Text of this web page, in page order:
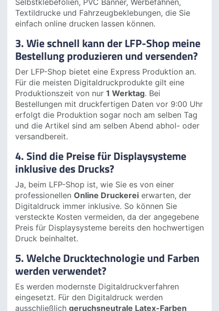
2. Welche Hauptprodukte bietet der
LFP-Shop an?
Roll-up-Displays, Messedisplays, Messetheken und
Messewände sowie Digitaldruck-Produkte wie
Selbstklebefolien, PVC Banner, Werbefahnen,
Textildrucke und Fahrzeugbeklebungen, die Sie
einfach online drucken lassen können.
3. Wie schnell kann der LFP-Shop meine
Bestellung produzieren und versenden?
Der LFP-Shop bietet eine Express Produktion an.
Produktionszeit von nur1 Werktag. Bei
Bestellungen mit druckfertigen Daten vor 9:00 Uhr
erfolgt die Produktion sogar noch am selben Tag
und die Artikel sind am selben Abend abhol- oder
versandbereit.
4. Sind die Preise für Displaysysteme
inklusive des Drucks?
professionellen Online Druckereierwarten, der
Digitaldruck immer inklusive. So können Sie
versteckte Kosten vermeiden, da der angegebene
Preis für Displaysysteme bereits den hochwertigen
Druck beinhaltet.